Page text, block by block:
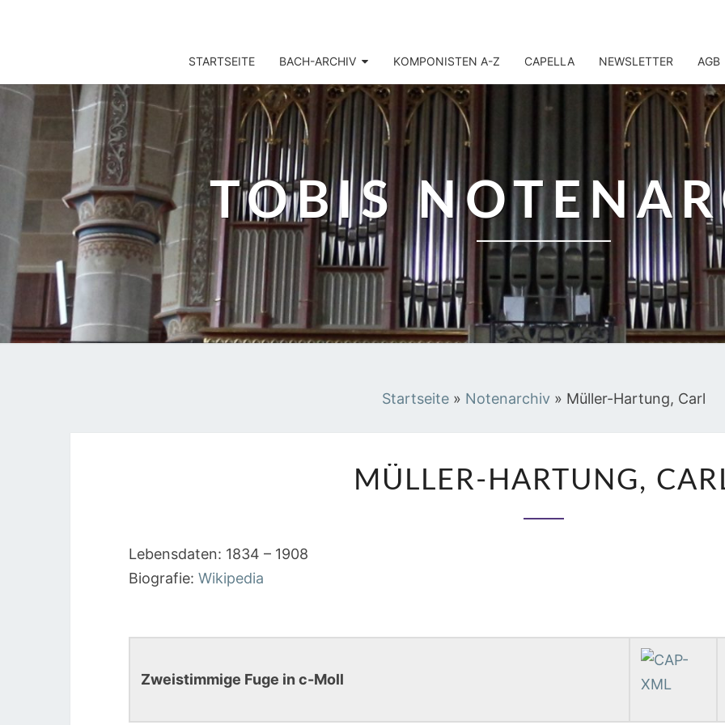
STARTSEITE BACH-ARCHIV KOMPONISTEN A-Z CAPELLA NEWSLETTER AGB
TOBIS
Startseite » Notenarchiv » Müller-Hartung, Carl
HARTUNG,
MÜLLER-HARTUNG,
Lebensdaten: 1834 – 1908
Biografie: Wikipedia
Zweistimmige Fuge in c-Moll